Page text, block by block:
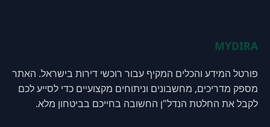
MYDIRA
פורטל המידע והכלים המקיף עבור רוכשי דירות בישראל. האתר
מספק מדריכים, מחשבונים וניתוחים מקצועיים כדי לסייע לכם
לקבל את החלטת הנדל"ן החשובה בחייכם בביטחון מלא.